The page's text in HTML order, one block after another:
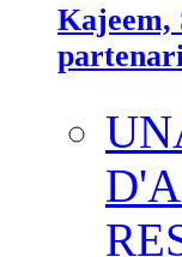
Kajeem,